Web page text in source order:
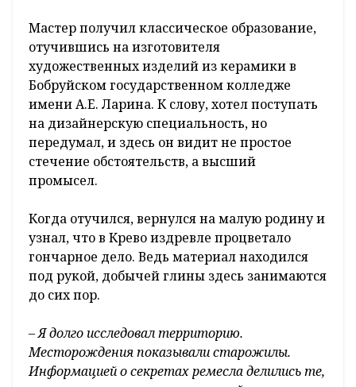
Мастер получил классическое образование,
отучившись на изготовителя
художественных изделий из керамики в
Бобруйском государственном колледже
имени А.Е. Ларина. К слову, хотел поступать
на дизайнерскую специальность, но
передумал, и здесь он видит не простое
стечение обстоятельств, а высший
промысел.
Когда отучился, вернулся на малую родину и
узнал, что в Крево издревле процветало
гончарное дело. Ведь материал находился
под рукой, добычей глины здесь занимаются
до сих пор.
– Я долго исследовал территорию.
Месторождения показывали старожилы.
Информацией о секретах ремесла делились те,